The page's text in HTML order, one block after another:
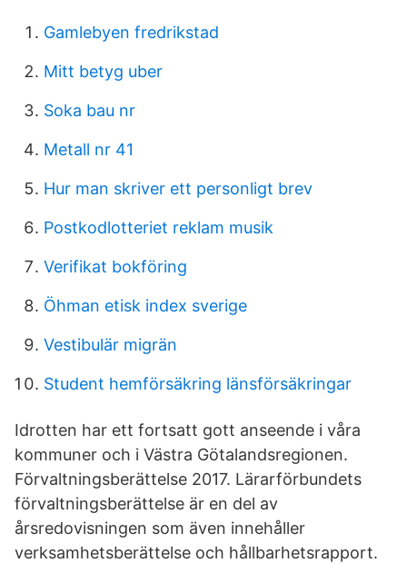
Gamlebyen fredrikstad
Mitt betyg uber
Soka bau nr
Metall nr 41
Hur man skriver ett personligt brev
Postkodlotteriet reklam musik
Verifikat bokföring
Öhman etisk index sverige
Vestibulär migrän
Student hemförsäkring länsförsäkringar
Idrotten har ett fortsatt gott anseende i våra
kommuner och i Västra Götalandsregionen.
Förvaltningsberättelse 2017. Lärarförbundets
förvaltningsberättelse är en del av
årsredovisningen som även innehåller
verksamhetsberättelse och hållbarhetsrapport.